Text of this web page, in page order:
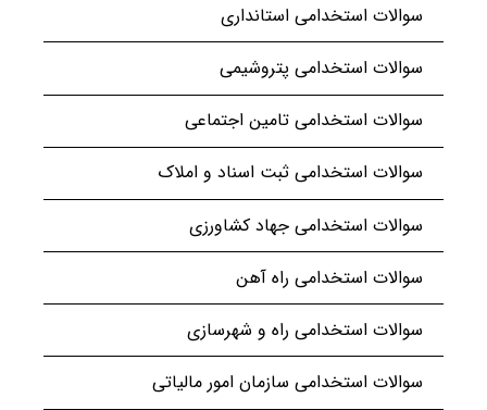
سوالات استخدامی استانداری
سوالات استخدامی پتروشیمی
سوالات استخدامی تامین اجتماعی
سوالات استخدامی ثبت اسناد و املاک
سوالات استخدامی جهاد کشاورزی
سوالات استخدامی راه آهن
سوالات استخدامی راه و شهرسازی
سوالات استخدامی سازمان امور مالیاتی